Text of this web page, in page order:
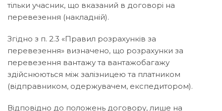
тільки учасник, що вказаний в договорі на
перевезення (накладній).
Згідно з п. 2.3 «Правил розрахунків за
перевезення» визначено, що розрахунки за
перевезення вантажу та вантажобагажу
здійснюються між залізницею та платником
(відправником, одержувачем, експедитором).
Відповідно до положень договору, лише на